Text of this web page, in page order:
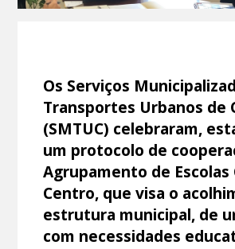
Os Serviços
Transportes Urbanos de
(SMTUC) celebraram,
um protocolo de
Agrupamento de Escolas
Centro, que visa o
estrutura municipal, de
com necessidades